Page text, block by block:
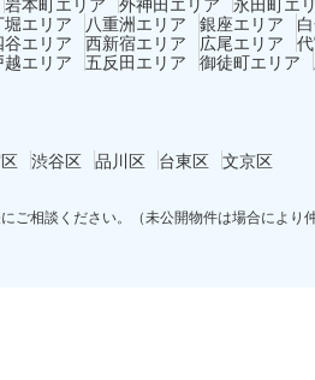
堀エリア 八重洲エリア 銀座エリア
谷エリア 西新宿エリア 広尾エリア
越エリア 五反田エリア 御徒町エリア
渋谷区 品川区 台東区 文京区
ご相談ください。（未公開物件は場合により